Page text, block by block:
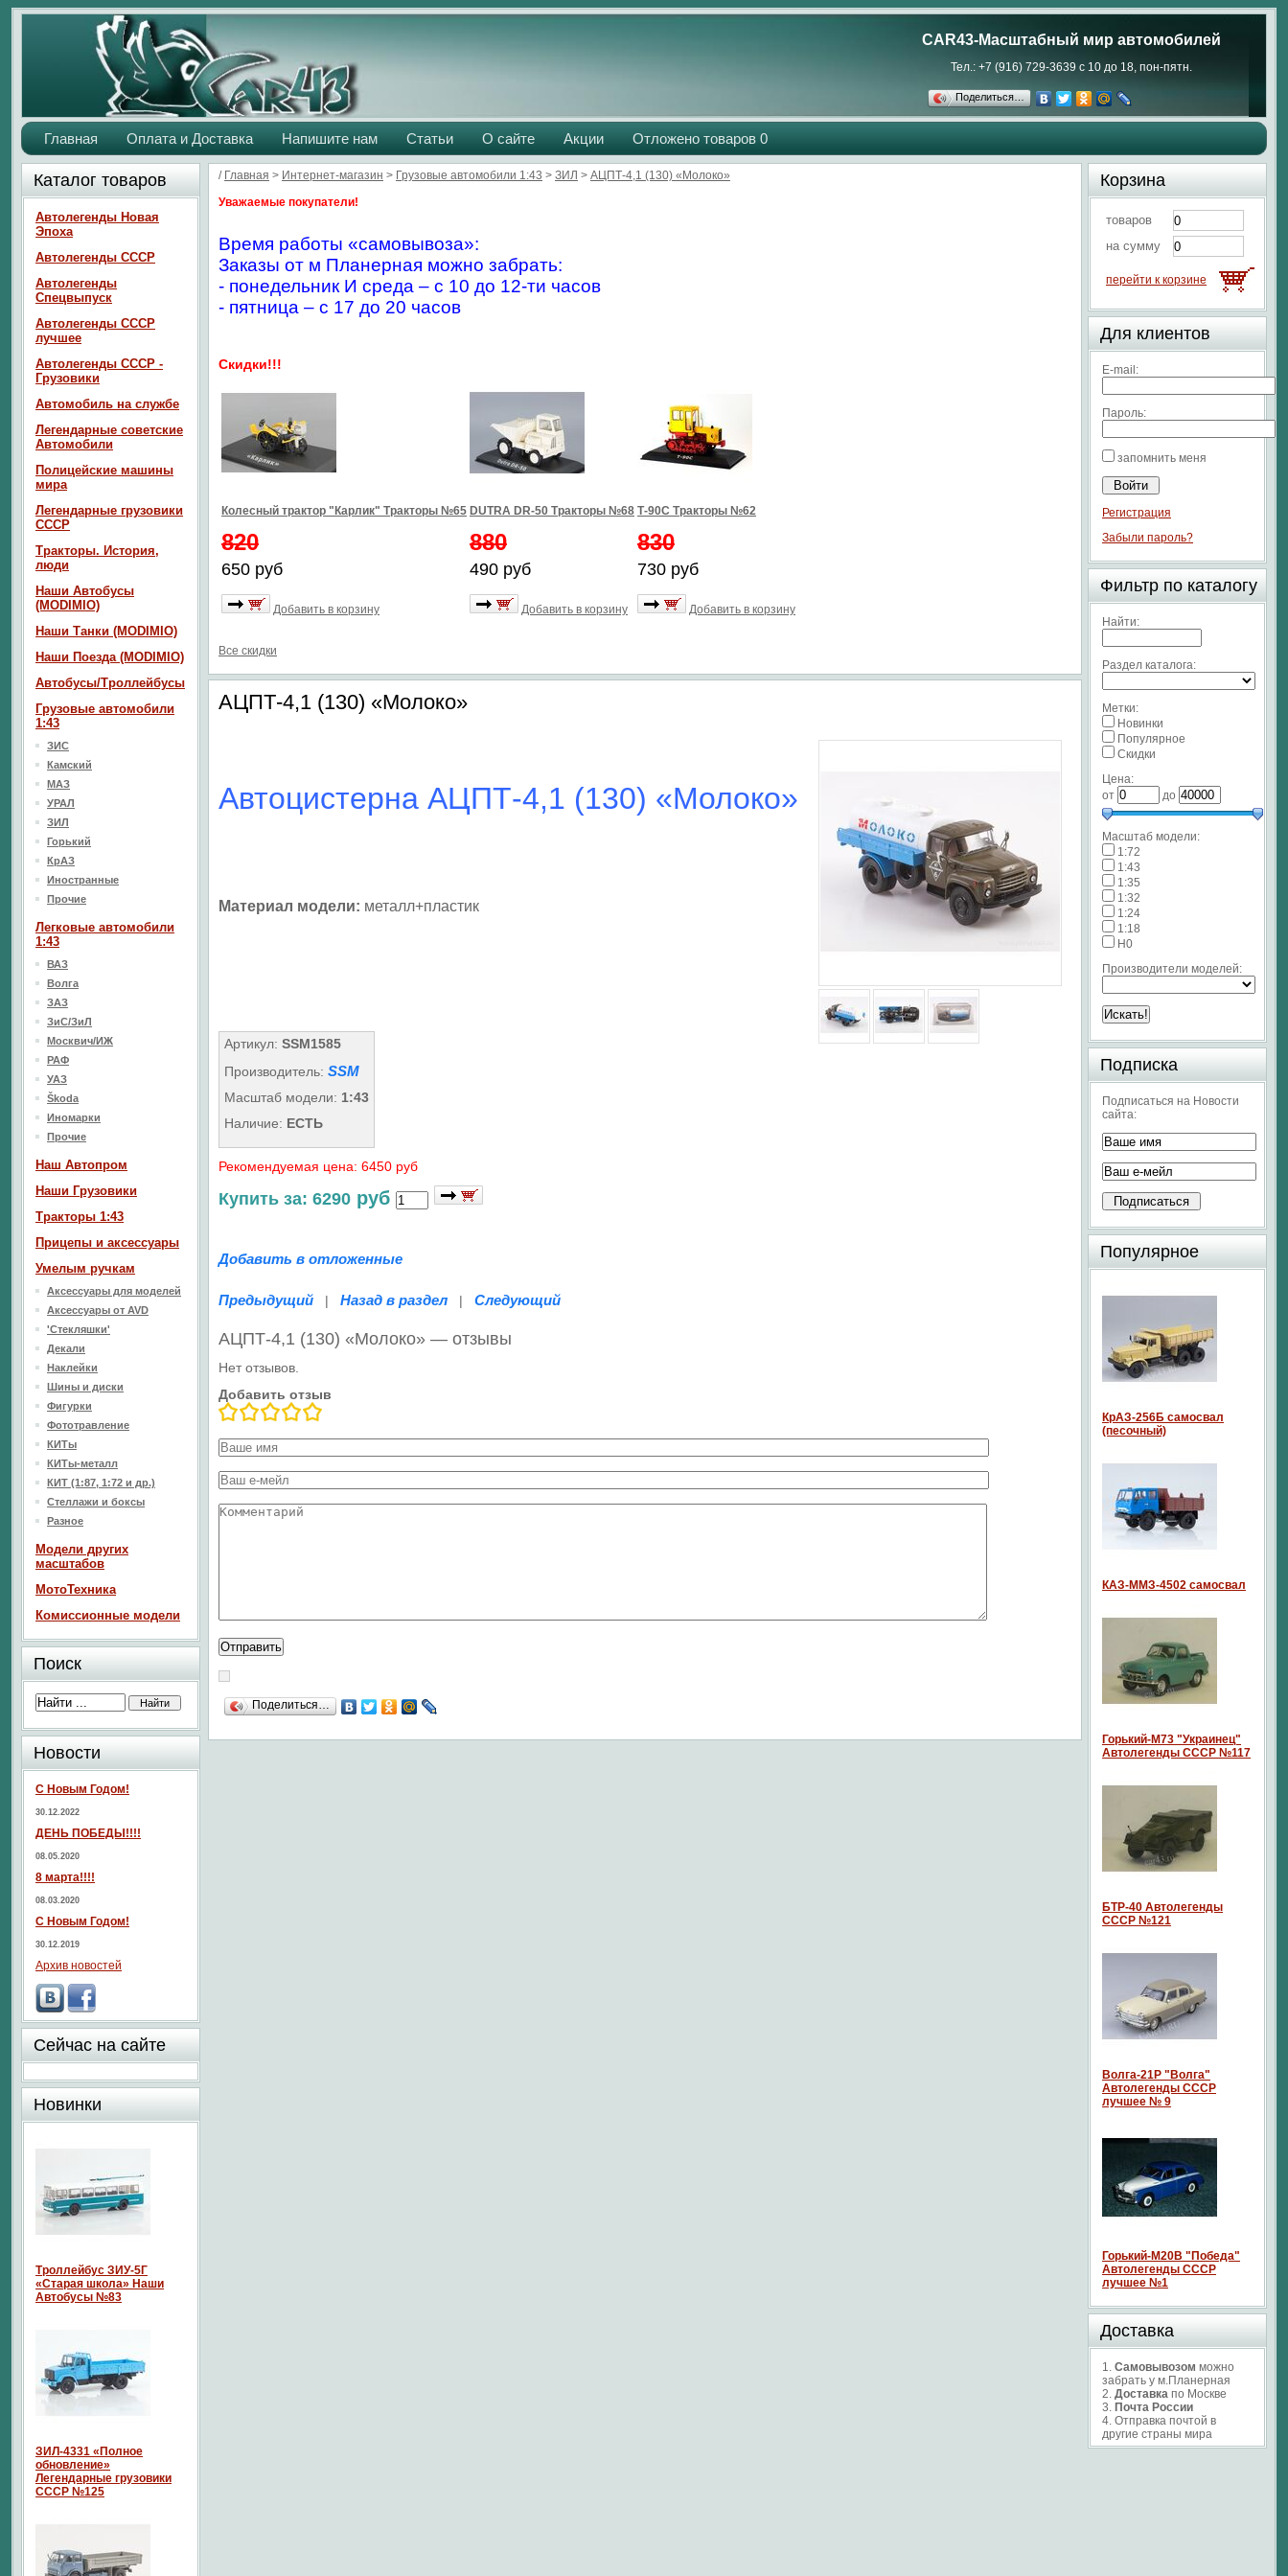
CAR43-Масштабный мир автомобилей
Тел.: +7 (916) 729-3639 с 10 до 18, пон-пятн.
Поделиться…
Главная Оплата и Доставка Напишите нам Статьи О сайте Акции Отложено товаров 0
/ Главная > Интернет-магазин > Грузовые автомобили 1:43 > ЗИЛ > АЦПТ-4,1 (130) «Молоко»
Уважаемые покупатели!
Время работы «самовывоза»:
Заказы от м Планерная можно забрать:
- понедельник И среда – с 10 до 12-ти часов
- пятница – с 17 до 20 часов
Скидки!!!
Колесный трактор "Карлик" Тракторы №65
820
650 руб
Добавить в корзину
DUTRA DR-50 Тракторы №68
880
490 руб
Добавить в корзину
Т-90С Тракторы №62
830
730 руб
Добавить в корзину
Все скидки
АЦПТ-4,1 (130) «Молоко»
Автоцистерна АЦПТ-4,1 (130) «Молоко»
Материал модели: металл+пластик
Артикул: SSM1585
Производитель: SSM
Масштаб модели: 1:43
Наличие: ЕСТЬ
Рекомендуемая цена: 6450 руб
Купить за: 6290 руб
Добавить в отложенные
Предыдущий | Назад в раздел | Следующий
АЦПТ-4,1 (130) «Молоко» — отзывы
Нет отзывов.
Добавить отзыв
Поделиться…
Каталог товаров
Автолегенды Новая
Эпоха
Автолегенды СССР
Автолегенды
Спецвыпуск
Автолегенды СССР
лучшее
Автолегенды СССР -
Грузовики
Автомобиль на службе
Легендарные советские
Автомобили
Полицейские машины
мира
Легендарные грузовики
СССР
Тракторы. История,
люди
Наши Автобусы
(MODIMIO)
Наши Танки (MODIMIO)
Наши Поезда (MODIMIO)
Автобусы/Троллейбусы
Грузовые автомобили
1:43
ЗИС
Камский
МАЗ
УРАЛ
ЗИЛ
Горький
КрАЗ
Иностранные
Прочие
Легковые автомобили
1:43
ВАЗ
Волга
ЗАЗ
ЗиС/ЗиЛ
Москвич/ИЖ
РАФ
УАЗ
Škoda
Иномарки
Прочие
Наш Aвтопром
Наши Грузовики
Тракторы 1:43
Прицепы и аксессуары
Умелым ручкам
Аксессуары для моделей
Аксессуары от AVD
'Стекляшки'
Декали
Наклейки
Шины и диски
Фигурки
Фототравление
КИТы
КИТы-металл
КИТ (1:87, 1:72 и др.)
Стеллажи и боксы
Разное
Модели других
масштабов
МотоТехника
Комиссионные модели
Поиск
Новости
С Новым Годом!
30.12.2022
ДЕНЬ ПОБЕДЫ!!!!
08.05.2020
8 марта!!!!
08.03.2020
С Новым Годом!
30.12.2019
Архив новостей
Сейчас на сайте
Новинки
Троллейбус ЗИУ-5Г
«Старая школа» Наши
Автобусы №83
ЗИЛ-4331 «Полное
обновление»
Легендарные грузовики
СССР №125
Корзина
товаров
на сумму
перейти к корзине
Для клиентов
E-mail:
Пароль:
запомнить меня
Регистрация
Забыли пароль?
Фильтр по каталогу
Найти:
Раздел каталога:
Метки:
Новинки
Популярное
Скидки
Цена:
от
до
Масштаб модели:
1:72
1:43
1:35
1:32
1:24
1:18
H0
Производители моделей:
Подписка
Подписаться на Новости
сайта:
Популярное
КрАЗ-256Б самосвал
(песочный)
КАЗ-ММЗ-4502 самосвал
Горький-М73 "Украинец"
Автолегенды СССР №117
БТР-40 Автолегенды
СССР №121
Волга-21P "Волга"
Автолегенды СССР
лучшее № 9
Горький-М20В "Победа"
Автолегенды СССР
лучшее №1
Доставка
1. Самовывозом можно
забрать у м.Планерная
2. Доставка по Москве
3. Почта России
4. Отправка почтой в
другие страны мира